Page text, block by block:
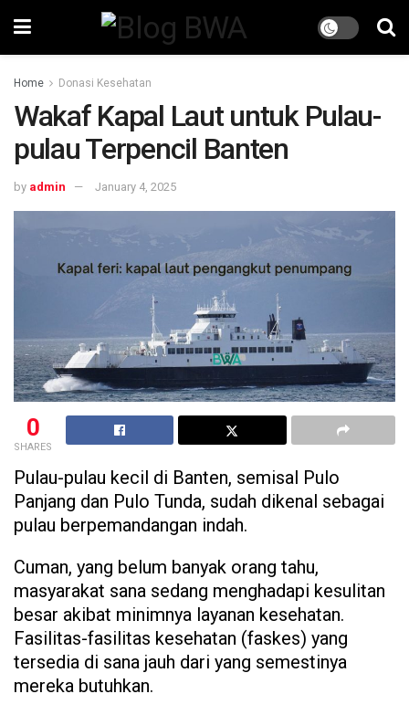
Home Donasi Kesehatan
Wakaf Kapal Laut untuk Pulau-
pulau Terpencil Banten
by admin January 4, 2025
0
SHARES
Pulau-pulau kecil di Banten, semisal Pulo
Panjang dan Pulo Tunda, sudah dikenal sebagai
pulau berpemandangan indah.
Cuman, yang belum banyak orang tahu,
masyarakat sana sedang menghadapi kesulitan
besar akibat minimnya layanan kesehatan.
Fasilitas-fasilitas kesehatan (faskes) yang
tersedia di sana jauh dari yang semestinya
mereka butuhkan.